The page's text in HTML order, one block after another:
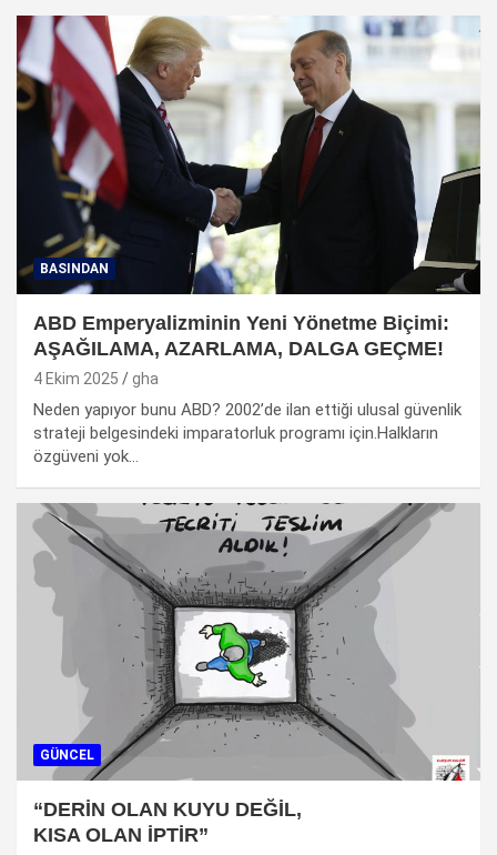
BASINDAN
ABD Emperyalizminin Yeni Yönetme Biçimi:
AŞAĞILAMA, AZARLAMA, DALGA GEÇME!
4 Ekim 2025 gha
Neden yapıyor bunu ABD? 2002’de ilan ettiği ulusal güvenlik
strateji belgesindeki imparatorluk programı için.Halkların
özgüveni yok…
GÜNCEL
“DERİN OLAN KUYU DEĞİL,
KISA OLAN İPTİR”